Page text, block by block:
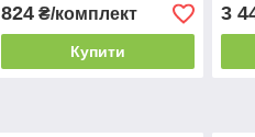
824₴/комплект
Купити
3